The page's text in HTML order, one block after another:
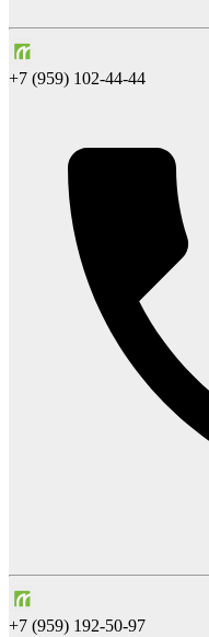
+7 (959) 102-44-44
+7 (959) 192-50-97